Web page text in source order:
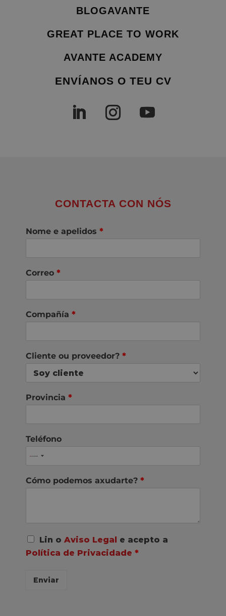
BLOGAVANTE
GREAT PLACE TO WORK
AVANTE ACADEMY
ENVÍANOS O TEU CV
CONTACTA CON NÓS
Nome e apelidos *
Correo *
Compañía *
Cliente ou proveedor? *
Provincia *
Teléfono
Cómo podemos axudarte? *
A
c
o
Lin o Aviso Legal
e acepto a
Política de Privacidade *
Enviar